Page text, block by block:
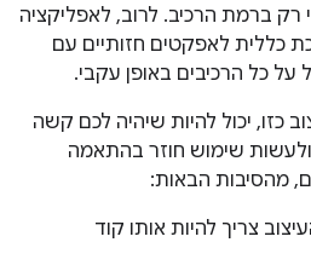
רק ברמת הרכיב. לרוב, לאפליקציה
כללית לאפקטים חזותיים עם
כל הרכיבים באופן עקבי.
כזו, יכול להיות שיהיה לכם קשה
שימוש חוזר בהתאמה
מהסיבות הבאות:
צריך להיות אותו קוד